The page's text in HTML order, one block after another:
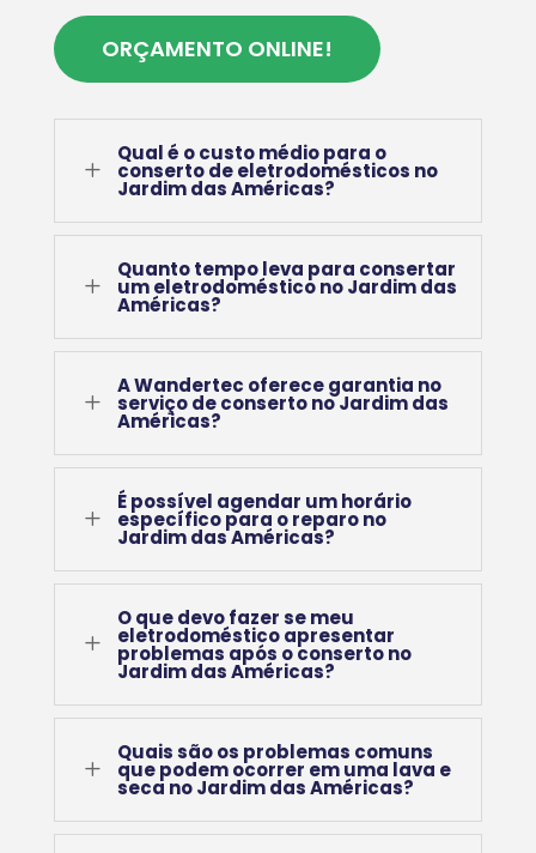
ORÇAMENTO ONLINE!
L
Qual é o custo médio para o
conserto de eletrodomésticos no
Jardim das Américas?
L
Quanto tempo leva para consertar
um eletrodoméstico no Jardim das
Américas?
L
A Wandertec oferece garantia no
serviço de conserto no Jardim das
Américas?
L
É possível agendar um horário
específico para o reparo no
Jardim das Américas?
L
O que devo fazer se meu
eletrodoméstico apresentar
problemas após o conserto no
Jardim das Américas?
L
Quais são os problemas comuns
que podem ocorrer em uma lava e
seca no Jardim das Américas?